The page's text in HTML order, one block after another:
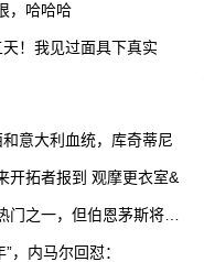
，哈哈哈
！我见过面具下真实
意大利血统，库奇蒂尼
开拓者报到 观摩更衣室&
门之一，但伯恩茅斯将其
，内马尔回怼：